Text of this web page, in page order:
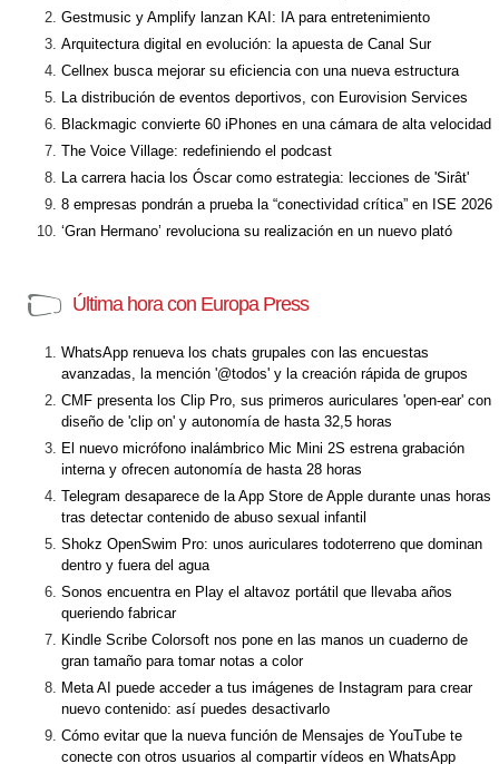
Gestmusic y Amplify lanzan KAI: IA para entretenimiento
Arquitectura digital en evolución: la apuesta de Canal Sur
Cellnex busca mejorar su eficiencia con una nueva estructura
La distribución de eventos deportivos, con Eurovision Services
Blackmagic convierte 60 iPhones en una cámara de alta velocidad
The Voice Village: redefiniendo el podcast
La carrera hacia los Óscar como estrategia: lecciones de 'Sirât'
8 empresas pondrán a prueba la “conectividad crítica” en ISE 2026
‘Gran Hermano’ revoluciona su realización en un nuevo plató
Última hora con Europa Press
WhatsApp renueva los chats grupales con las encuestas
avanzadas, la mención '@todos' y la creación rápida de grupos
CMF presenta los Clip Pro, sus primeros auriculares 'open-ear' con
diseño de 'clip on' y autonomía de hasta 32,5 horas
El nuevo micrófono inalámbrico Mic Mini 2S estrena grabación
interna y ofrecen autonomía de hasta 28 horas
Telegram desaparece de la App Store de Apple durante unas horas
tras detectar contenido de abuso sexual infantil
Shokz OpenSwim Pro: unos auriculares todoterreno que dominan
dentro y fuera del agua
Sonos encuentra en Play el altavoz portátil que llevaba años
queriendo fabricar
Kindle Scribe Colorsoft nos pone en las manos un cuaderno de
gran tamaño para tomar notas a color
Meta AI puede acceder a tus imágenes de Instagram para crear
nuevo contenido: así puedes desactivarlo
Cómo evitar que la nueva función de Mensajes de YouTube te
conecte con otros usuarios al compartir vídeos en WhatsApp